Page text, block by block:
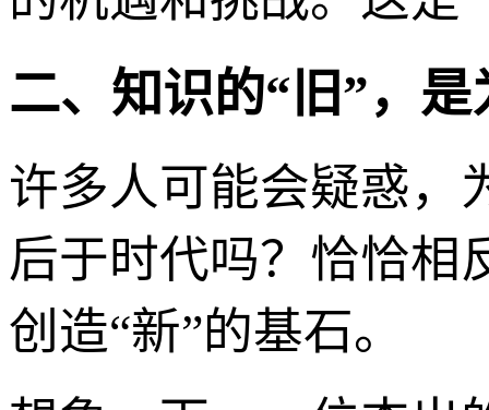
二、知识的“旧”，
许多人可能会疑惑，
后于时代吗？恰恰相
创造“新”的基石。